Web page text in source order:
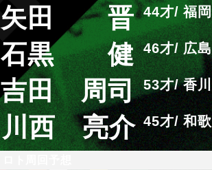
矢田 晋 44 福岡
石黒 健 46 広島
吉田 周司 53 香川
川西 亮介 45 和歌